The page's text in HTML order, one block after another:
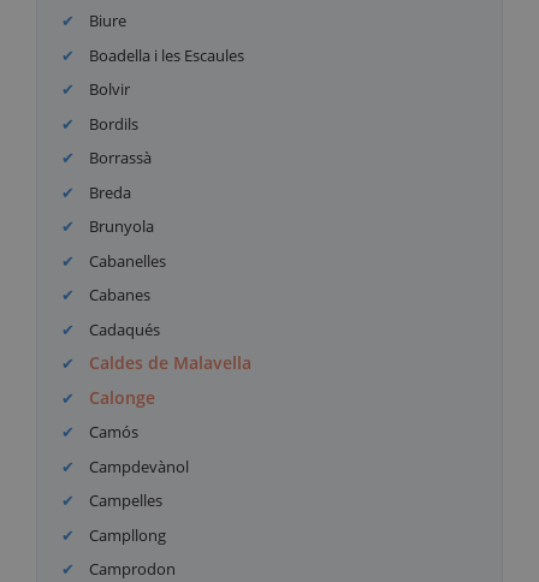
Biure
Boadella i les Escaules
Bolvir
Bordils
Borrassà
Breda
Brunyola
Cabanelles
Cabanes
Cadaqués
Caldes de Malavella
Calonge
Camós
Campdevànol
Campelles
Campllong
Camprodon